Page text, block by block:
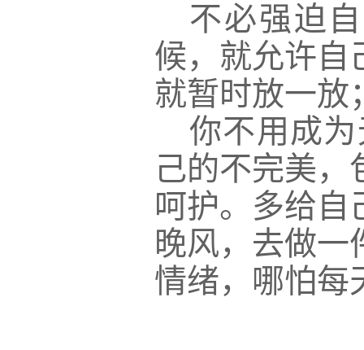
不必强迫
候，就允许自
就暂时放一放
你不用成
己的不完美
呵护。多给自
晚风，去做一
情绪，哪怕每